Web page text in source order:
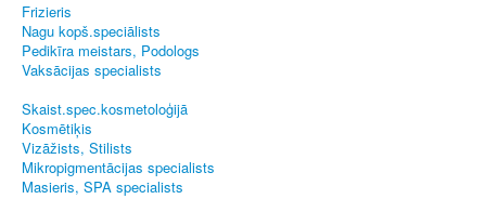
Frizieris
Nagu kopš.speciālists
Pedikīra meistars, Podologs
Vaksācijas specialists
Skaist.spec.kosmetoloģijā
Kosmētiķis
Vizāžists, Stilists
Mikropigmentācijas specialists
Masieris, SPA specialists